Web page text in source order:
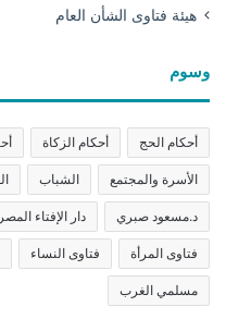
هيئة فتاوى الشأن العام
وسوم
أحكام الحج أحكام الزكاة
الأسرة والمجتمع الشباب
د.مسعود صبري دار الإفتاء
فتاوى المرأة فتاوى النساء
مسلمي الغرب